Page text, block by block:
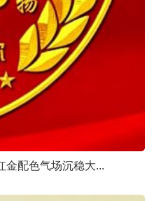
金配色气场沉稳大...